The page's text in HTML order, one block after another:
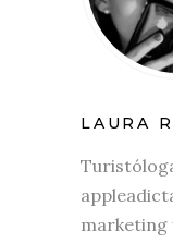
LAURA
marketing